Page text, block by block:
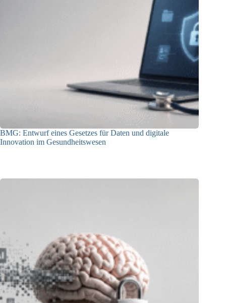
BMG: Entwurf eines Gesetzes für Daten und digitale
Innovation im Gesundheitswesen